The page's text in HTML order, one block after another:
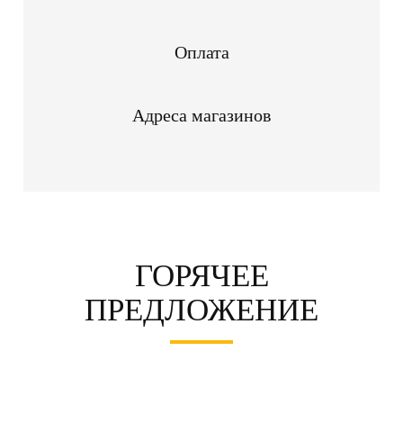
Оплата
Адреса магазинов
ГОРЯЧЕЕ
ПРЕДЛОЖЕНИЕ